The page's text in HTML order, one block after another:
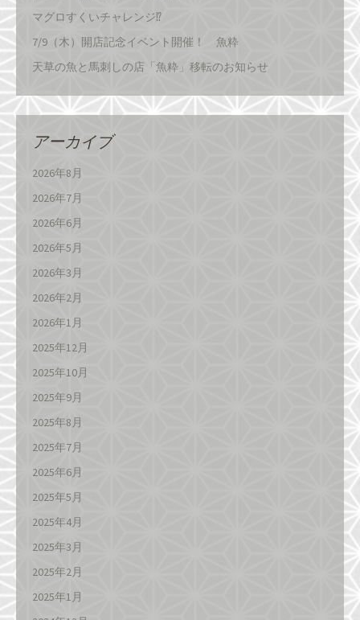
マグロすくいチャレンジ⁉
7/9（木）開店記念イベント開催！ 魚粋
天草の魚と馬刺しの店「魚粋」移転のお知らせ
アーカイブ
2026年8月
2026年7月
2026年6月
2026年5月
2026年3月
2026年2月
2026年1月
2025年12月
2025年10月
2025年9月
2025年8月
2025年7月
2025年6月
2025年5月
2025年4月
2025年3月
2025年2月
2025年1月